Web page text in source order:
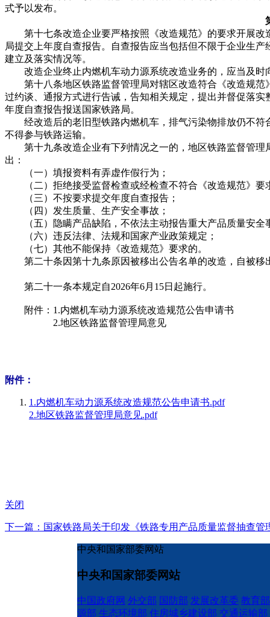
式予以发布。
第十七条改造企业要严格按照《改造规范》的要求开展改
局提交上年度自查报告。自查报告应当包括但不限于企业生
建立及落实情况等。
改造企业终止内燃机车动力源系统改造业务的，应当及时
第十八条地区铁路监督管理局对辖区改造符合《改造规范
过约谈、通报方式进行告诫，告知相关规定，提出并督促落
年度自查报告报送国家铁路局。
经改造后的老旧型铁路内燃机车，排气污染物排放仍不符
不得参与铁路运输。
第十九条改造企业有下列情况之一的，地区铁路监督管理
出：
（一）填报资料有弄虚作假行为；
（二）拒绝接受监督检查或经检查不符合《改造规范》要
（三）不按要求提交年度自查报告；
（四）发生质量、生产安全事故；
（五）隐瞒产品缺陷，不依法主动报告重大产品质量安全
（六）违反法律、法规和国家产业政策规定；
（七）其他不能保持《改造规范》要求的。
第二十条因第十九条原因被移出公告名单的改造，自被移
第二十一条本规定自2026年6月15日起施行。
附件：1.内燃机车动力源系统改造规范公告申请书
2.地区铁路监督管理局意见
附件：
1.内燃机车动力源系统改造规范公告申请书.pdf
2.地区铁路监督管理局意见.pdf
关闭
下一篇：国家铁路局关于印发《铁路专用产品质量监督抽查
中央和国家部委网站
中央和国家部委网站
中国政府网 外交部 国防部 发展改革委 教育部
源部 生态环境部 住房城乡建设部 交通运输部